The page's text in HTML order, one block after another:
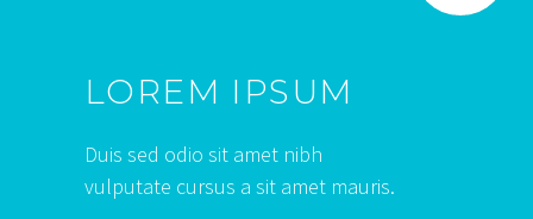
LOREM IPSUM
Duis sed odio sit amet nibh
vulputate cursus a sit amet mauris.